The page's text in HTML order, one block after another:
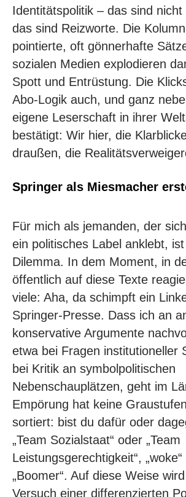
Identitätspolitik – das sind nicht
das sind Reizworte. Die
pointierte, oft gönnerhafte
sozialen Medien explodieren
Spott und Entrüstung. Die
Abo-Logik auch, und ganz
eigene Leserschaft in ihrer
bestätigt: Wir hier, die
draußen, die
Springer als Miesmacher
Für mich als jemanden, der
ein politisches Label anklebt,
Dilemma. In dem Moment, in
öffentlich auf diese Texte
viele: Aha, da schimpft ein
Springer-Presse. Dass ich an
konservative Argumente
etwa bei Fragen institutioneller
bei Kritik an symbolpolitischen
Nebenschauplätzen, geht im
Empörung hat keine
sortiert: bist du dafür oder
„Team Sozialstaat“ oder „Team
Leistungsgerechtigkeit“,
„Boomer“. Auf diese Weise
Versuch einer differenzierten